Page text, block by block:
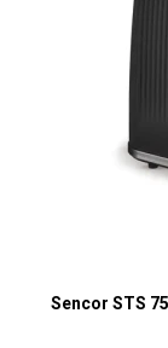
Sencor STS